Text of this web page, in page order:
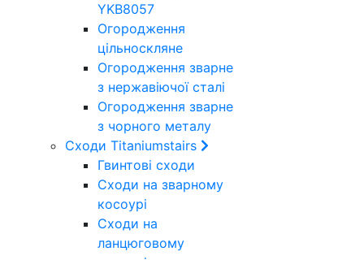
YKB8057
Огородження
цільноскляне
Огородження зварне
з нержавіючої сталі
Огородження зварне
з чорного металу
Сходи Titaniumstairs
Гвинтові сходи
Cходи на зварному
косоурі
Сходи на
ланцюговому